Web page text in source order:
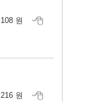
108 원
216 원